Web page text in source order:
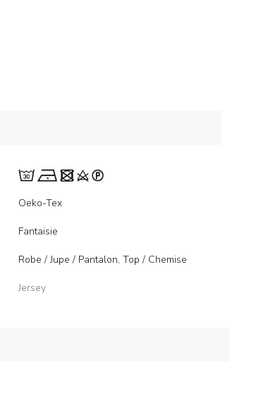
Oeko-Tex
Fantaisie
Robe / Jupe / Pantalon, Top / Chemise
Jersey